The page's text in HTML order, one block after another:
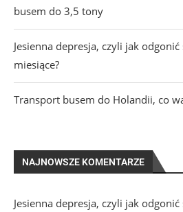
busem do 3,5 tony
Jesienna depresja, czyli jak
miesiące?
Transport busem do Holandii, co
NAJNOWSZE KOMENTARZE
Jesienna depresja, czyli jak